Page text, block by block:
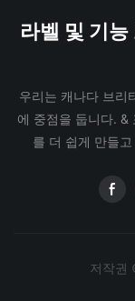
라벨 및 기
우리는 캐나다 브리
에 중점을 둡니다. &
를 더 쉽게 만들
저작권